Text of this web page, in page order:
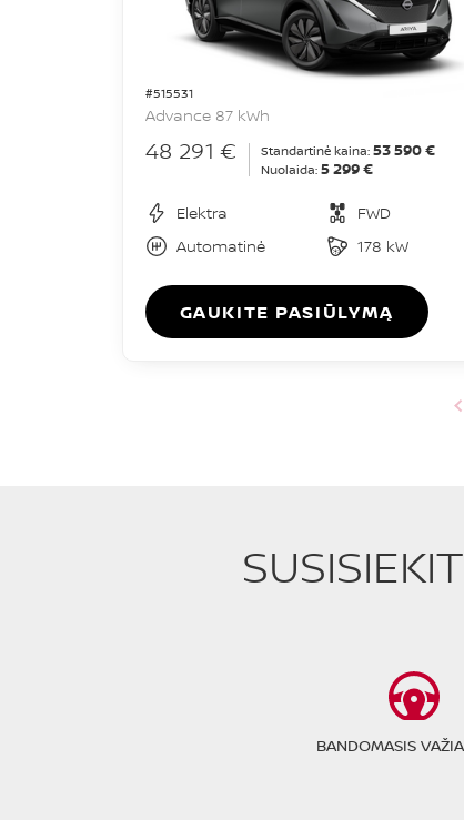
#515531
Advance 87 kWh
48 291 € Standartinė kaina: 53 590 €
Nuolaida: 5 299 €
Elektra
FWD
Automatinė
178 kW
GAUKITE PASIŪLYMĄ
BANDOMASIS